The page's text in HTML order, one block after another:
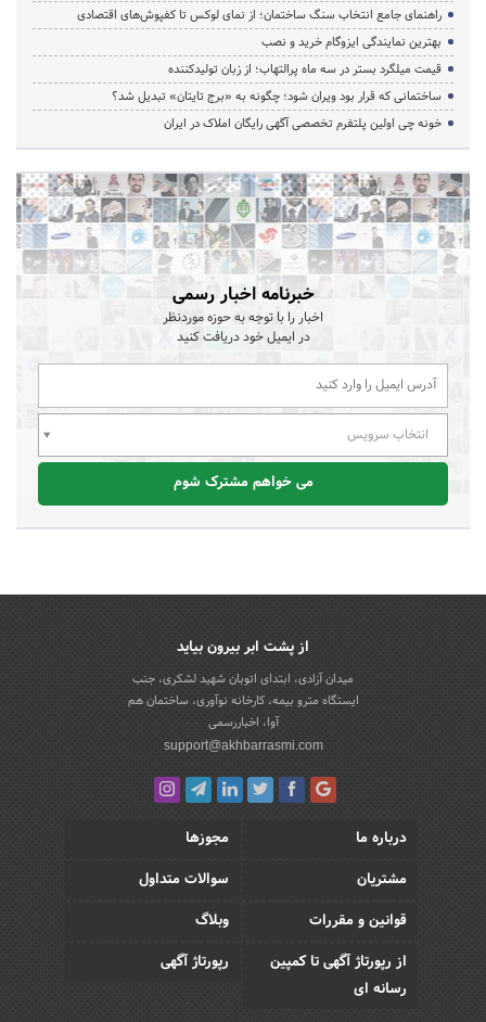
راهنمای جامع انتخاب سنگ ساختمان؛ از نمای لوکس تا کفپوش‌های اقتصادی
بهترین نمایندگی ایزوگام خرید و نصب
قیمت میلگرد بستر در سه ماه پرالتهاب؛ از زبان تولیدکننده
ساختمانی که قرار بود ویران شود؛ چگونه به «برج تایتان» تبدیل شد؟
خونه چی اولین پلتفرم تخصصی آگهی رایگان املاک در ایران
خبرنامه اخبار رسمی
اخبار را با توجه به حوزه موردنظر
در ایمیل خود دریافت کنید
انتخاب سرویس
می خواهم مشترک شوم
از پشت ابر بیرون بیاید
میدان آزادی، ابتدای اتوبان شهید لشکری، جنب
ایستگاه مترو بیمه، کارخانه نوآوری، ساختمان هم
آوا، اخباررسمی
support@akhbarrasmi.com
درباره ما
مجوزها
مشتریان
سوالات متداول
قوانین و مقررات
وبلاگ
از رپورتاژ آگهی تا کمپین
رسانه ای
رپورتاژ آگهی